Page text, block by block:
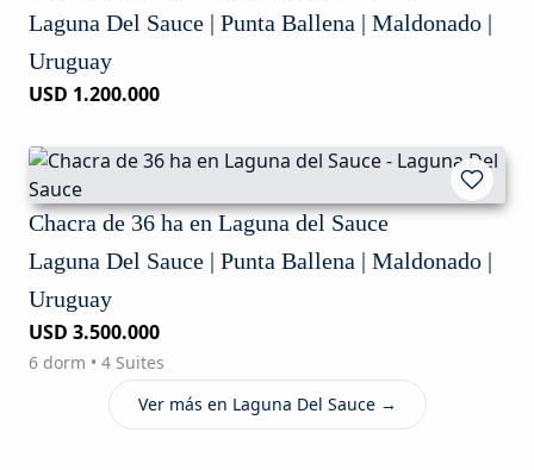
Laguna Del Sauce | Punta Ballena | Maldonado |
Uruguay
USD 1.200.000
Chacra de 36 ha en Laguna del Sauce
Laguna Del Sauce | Punta Ballena | Maldonado |
Uruguay
USD 3.500.000
6 dorm • 4 Suites
Ver más en Laguna Del Sauce →